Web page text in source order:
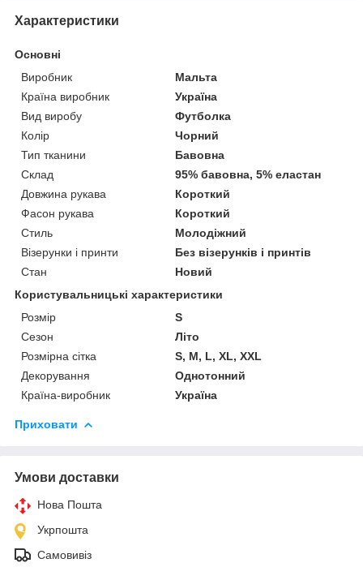
Характеристики
Основні
Виробник
Мальта
Країна виробник
Україна
Вид виробу
Футболка
Колір
Чорний
Тип тканини
Бавовна
Склад
95% бавовна, 5% еластан
Довжина рукава
Короткий
Фасон рукава
Короткий
Стиль
Молодіжний
Візерунки і принти
Без візерунків і принтів
Стан
Новий
Користувальницькі характеристики
Розмір
S
Сезон
Літо
Розмірна сітка
S, M, L, XL, XXL
Декорування
Однотонний
Країна-виробник
Україна
Приховати
Умови доставки
Нова Пошта
Укрпошта
Самовивіз